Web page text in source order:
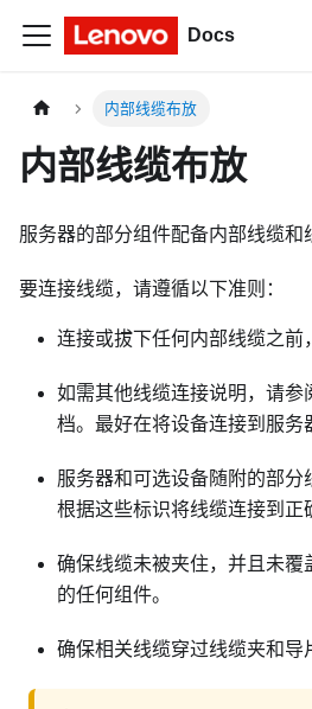
Docs
内部线缆布放
内部线缆布放
服务器的部分组件配备内部线缆和
要连接线缆，请遵循以下准则：
连接或拔下任何内部线缆之前
如需其他线缆连接说明，请参
档。最好在将设备连接到服务
服务器和可选设备随附的部
根据这些标识将线缆连接到正
确保线缆未被夹住，并且未覆
的任何组件。
确保相关线缆穿过线缆夹和导